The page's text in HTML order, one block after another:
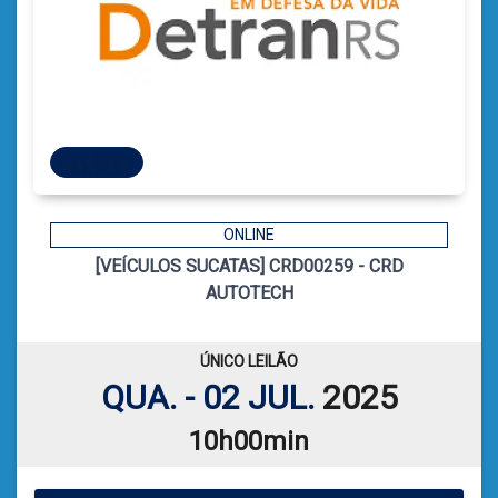
ONLINE
[VEÍCULOS SUCATAS] CRD00259 - CRD
AUTOTECH
ÚNICO LEILÃO
QUA. - 02 JUL.2025
10h00min
CÓDIGO
11
VER PLANILHA DE LEILÃO